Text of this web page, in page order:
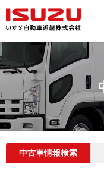
中古車情報検索